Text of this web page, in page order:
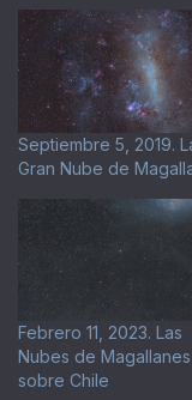
Septiembre 5, 2019.
Gran Nube de
Febrero 11, 2023. Las
Nubes de Magallanes
sobre Chile